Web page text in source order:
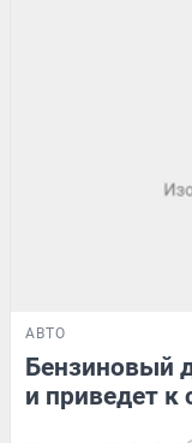
АВТО
Бензиновый
и приведет к